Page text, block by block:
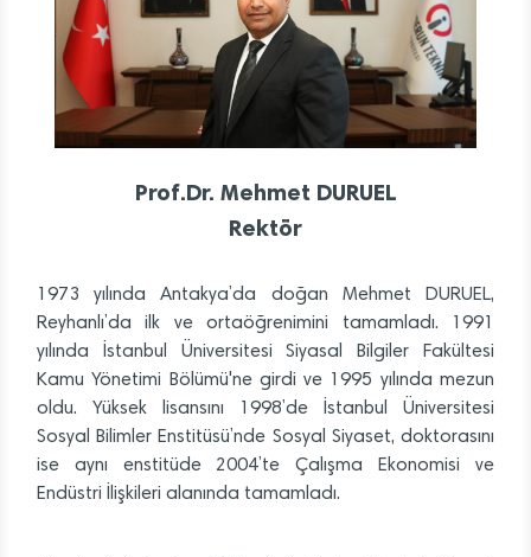
Prof.Dr. Mehmet DURUEL
Rektör
1973 yılında Antakya’da doğan Mehmet DURUEL,
Reyhanlı’da ilk ve ortaöğrenimini tamamladı. 1991
yılında İstanbul Üniversitesi Siyasal Bilgiler Fakültesi
Kamu Yönetimi Bölümü'ne girdi ve 1995 yılında mezun
oldu. Yüksek lisansını 1998’de İstanbul Üniversitesi
Sosyal Bilimler Enstitüsü’nde Sosyal Siyaset, doktorasını
ise aynı enstitüde 2004’te Çalışma Ekonomisi ve
Endüstri İlişkileri alanında tamamladı.